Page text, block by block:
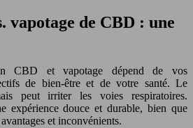
vapotage de CBD : une
CBD et vapotage dépend de vos
de bien-être et de votre santé. Le
peut irriter les voies respiratoires.
expérience douce et durable, bien que
et inconvénients.